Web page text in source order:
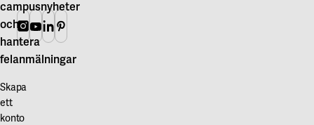
campusnyheter
och
hantera
felanmälningar
Skapa
ett
konto
Instagram
Youtube
Linkedin
Pinterest